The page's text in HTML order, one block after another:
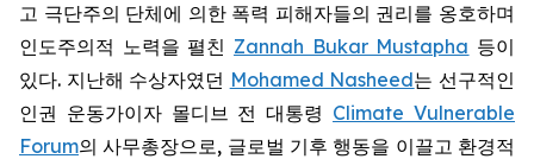
고 극단주의 단체에 의한 폭력 피해자들의 권리를 옹호하며
인도주의적 노력을 펼친 Zannah Bukar Mustapha 등이
있다. 지난해 수상자였던 Mohamed Nasheed는 선구적인
인권 운동가이자 몰디브 전 대통령 Climate Vulnerable
Forum의 사무총장으로, 글로벌 기후 행동을 이끌고 환경적